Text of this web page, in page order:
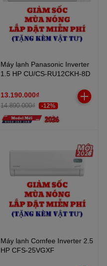
Máy lạnh Panasonic Inverter
1.5 HP CU/CS-RU12CKH-8D
13.190.000₫
14.890.000₫ -12%
Máy lạnh Comfee Inverter 2.5
HP CFS-25VGXF